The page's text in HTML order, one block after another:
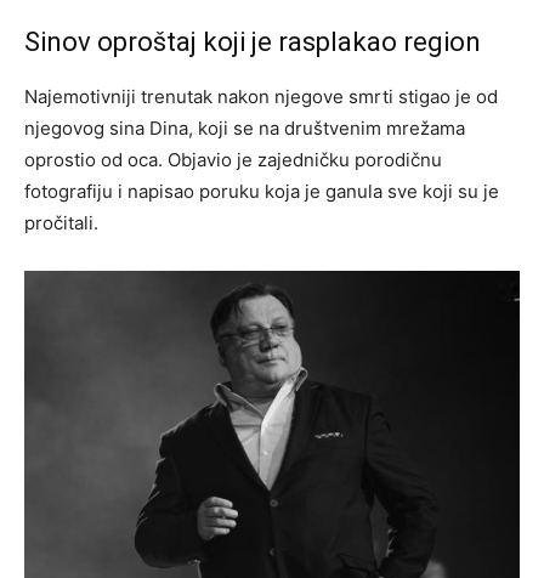
Sinov oproštaj koji je rasplakao region
Najemotivniji trenutak nakon njegove smrti stigao je od
njegovog sina Dina, koji se na društvenim mrežama
oprostio od oca. Objavio je zajedničku porodičnu
fotografiju i napisao poruku koja je ganula sve koji su je
pročitali.